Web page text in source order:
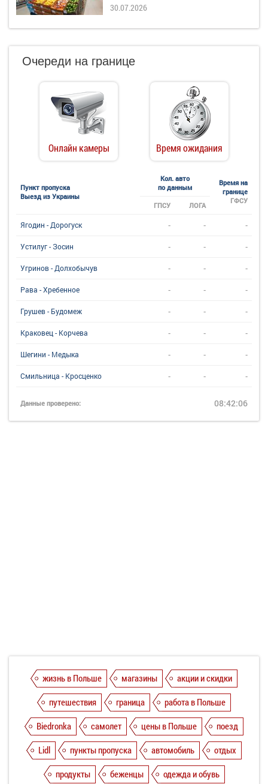
30.07.2026
Очереди на границе
Онлайн камеры Время ожидания
Пункт пропуска
Выезд из Украины
Кол. авто
по данным
Время на
границе
ГФСУ
ГПСУ ЛОГА
Ягодин - Дорогуск - - -
Устилуг - Зосин - - -
Угринов - Долхобычув - - -
Рава - Хребенное - - -
Грушев - Будомеж - - -
Краковец - Корчева - - -
Шегини - Медыка - - -
Смильница - Кросценко - - -
Данные проверено: 08:42:06
жизнь в Польше магазины
акции и скидки
путешествия
граница
работа в Польше
Biedronka
самолет цены в Польше
поезд
Lidl
пункты пропуска автомобиль
отдых
продукты
беженцы
одежда и обувь